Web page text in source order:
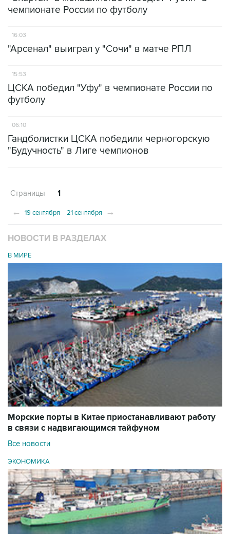
чемпионате России по футболу
16:03
"Арсенал" выиграл у "Сочи" в матче РПЛ
15:53
ЦСКА победил "Уфу" в чемпионате России по
футболу
06:10
Гандболистки ЦСКА победили черногорскую
"Будучность" в Лиге чемпионов
Страницы 1
← 19 сентября 21 сентября →
НОВОСТИ В РАЗДЕЛАХ
В МИРЕ
Морские порты в Китае приостанавливают работу
в связи с надвигающимся тайфуном
Все новости
ЭКОНОМИКА